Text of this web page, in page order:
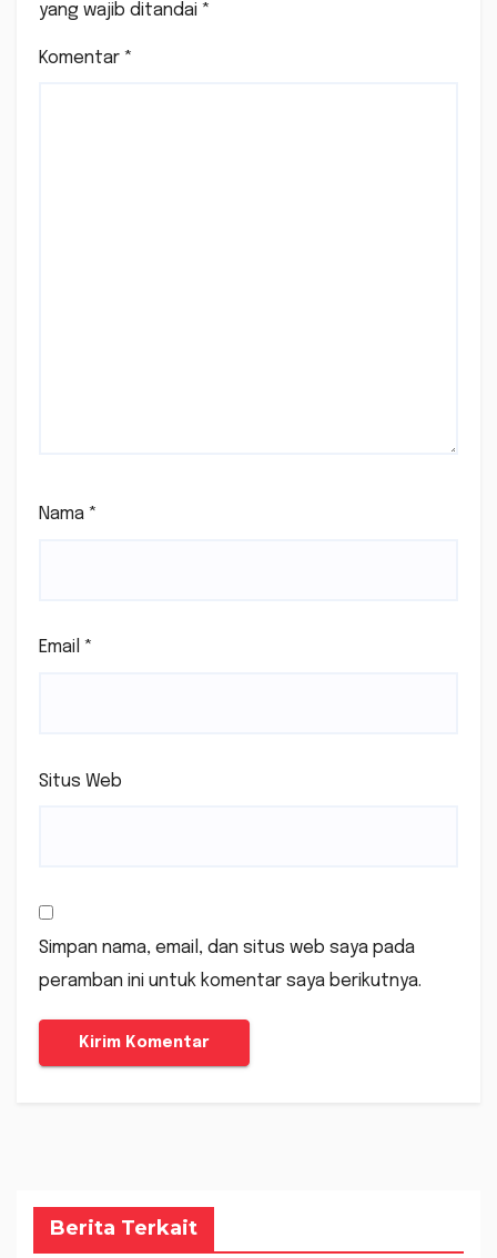
yang wajib ditandai *
Komentar *
Nama *
Email *
Situs Web
Simpan nama, email, dan situs web saya pada
peramban ini untuk komentar saya berikutnya.
Berita Terkait